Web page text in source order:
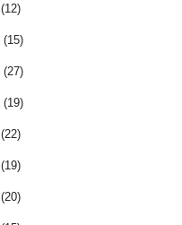
(12)
(15)
(27)
(19)
(22)
(19)
(20)